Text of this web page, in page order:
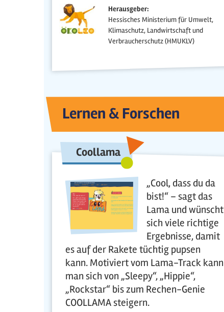
Herausgeber:
Hessisches Ministerium für Umwelt,
Klimaschutz, Landwirtschaft und
Verbraucherschutz (HMUKLV)
Lernen & Forschen
Coollama
„Cool, dass du da
bist!“ – sagt das
Lama und wünscht
sich viele richtige
Ergebnisse, damit
es auf der Rakete tüchtig pupsen
kann. Motiviert vom Lama-Track kann
man sich von „Sleepy“, „Hippie“,
„Rockstar“ bis zum Rechen-Genie
COOLLAMA steigern.